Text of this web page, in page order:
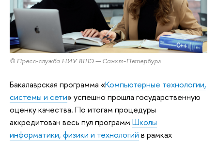
© Пресс-служба НИУ ВШЭ — Санкт-Петербург
Бакалаврская программа «Компьютерные технологии,
системы и сети» успешно прошла государственную
оценку качества. По итогам процедуры
аккредитован весь пул программ Школы
информатики, физики и технологий в рамках